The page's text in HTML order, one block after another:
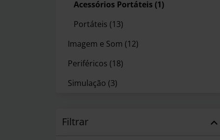
Acessórios Portáteis (1)
Portáteis (13)
Imagem e Som (12)
Periféricos (18)
Simulação (3)
Filtrar